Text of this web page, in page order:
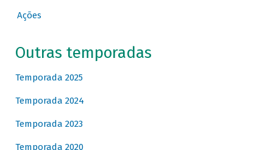
Ações
Outras temporadas
Temporada 2025
Temporada 2024
Temporada 2023
Temporada 2020